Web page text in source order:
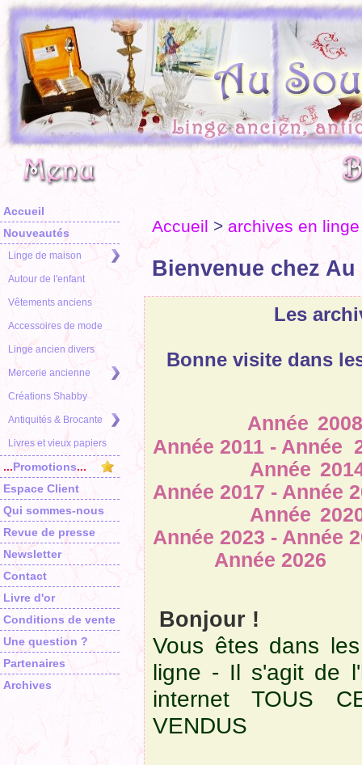
Accueil
Nouveautés
Linge de maison
Autour de l'enfant
Vêtements anciens
Accessoires de mode
Linge ancien divers
Mercerie ancienne
Créations Shabby
Antiquités & Brocante
Livres et vieux papiers
...Promotions...
Espace Client
Qui sommes-nous
Revue de presse
Newsletter
Contact
Livre d'or
Conditions de vente
Une question ?
Partenaires
Archives
Accueil > archives en
Bienvenue chez
Les
Bonne visite dans
Année 2008 -
Année 2011 - Année
Année 2014 -
Année 2017 - Année
Année 2020 -
Année 2023 - Année
Année 2026
Bonjour !
Vous êtes dans
ligne - Il s'agit de
internet TOUS
VENDUS